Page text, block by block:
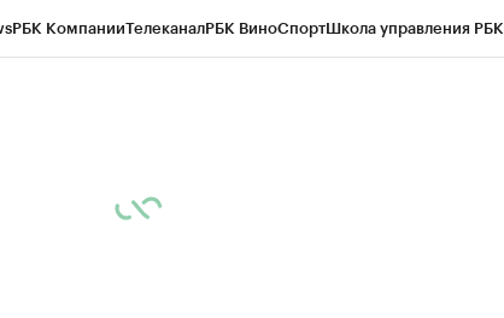
РБК КомпанииТелеканалРБК ВиноСпортШкола управления РБК